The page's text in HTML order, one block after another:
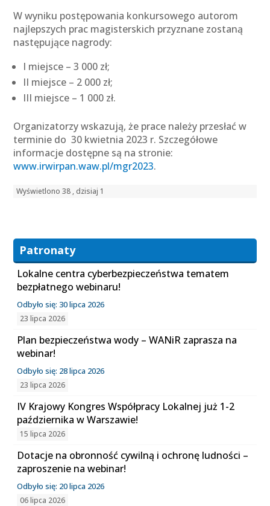
W wyniku postępowania konkursowego autorom
najlepszych prac magisterskich przyznane zostaną
następujące nagrody:
I miejsce – 3 000 zł;
II miejsce – 2 000 zł;
III miejsce – 1 000 zł.
Organizatorzy wskazują, że prace należy przesłać w
terminie do 30 kwietnia 2023 r. Szczegółowe
informacje dostępne są na stronie:
www.irwirpan.waw.pl/mgr2023.
Wyświetlono 38 , dzisiaj 1
Patronaty
Lokalne centra cyberbezpieczeństwa tematem
bezpłatnego webinaru!
Odbyło się: 30 lipca 2026
23 lipca 2026
Plan bezpieczeństwa wody – WANiR zaprasza na
webinar!
Odbyło się: 28 lipca 2026
23 lipca 2026
IV Krajowy Kongres Współpracy Lokalnej już 1-2
października w Warszawie!
15 lipca 2026
Dotacje na obronność cywilną i ochronę ludności –
zaproszenie na webinar!
Odbyło się: 20 lipca 2026
06 lipca 2026